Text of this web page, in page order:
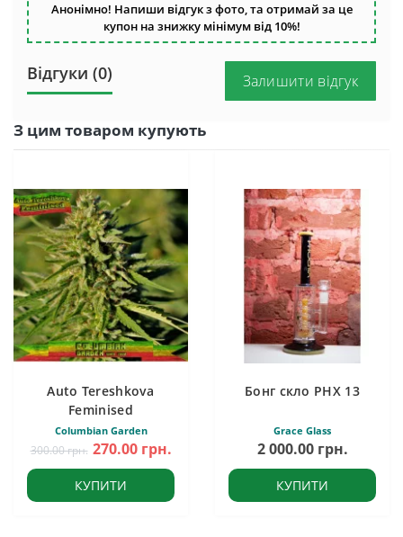
Анонімно! Напиши відгук з фото, та отримай за це
купон на знижку мінімум від 10%!
Відгуки (0) Залишити відгук
З цим товаром купують
Auto Tereshkova
Feminised
Columbian Garden
300.00 грн. 270.00 грн.
КУПИТИ
Бонг скло PHX 13
Grace Glass
2 000.00 грн.
КУПИТИ